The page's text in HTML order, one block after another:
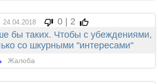
24.04.2018
0 | 2
бы таких. Чтобы с убеждениями,
со шкурными "интересами"
Жалоба